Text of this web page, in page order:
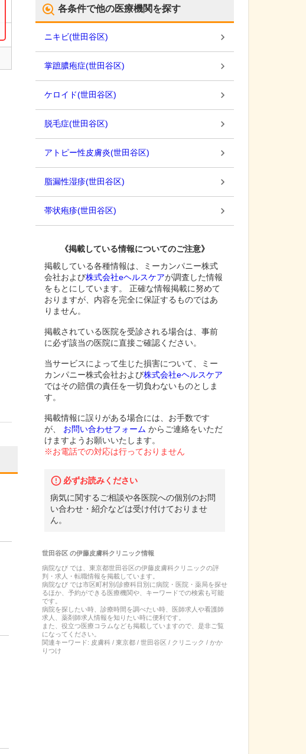
各条件で他の医療機関を探す
ニキビ(世田谷区)
掌蹠膿疱症(世田谷区)
ケロイド(世田谷区)
脱毛症(世田谷区)
アトピー性皮膚炎(世田谷区)
脂漏性湿疹(世田谷区)
帯状疱疹(世田谷区)
《掲載している情報についてのご注意》
掲載している各種情報は、ミーカンパニー株式
会社および株式会社eヘルスケアが調査した情報
をもとにしています。 正確な情報掲載に努めて
おりますが、内容を完全に保証するものではあ
りません。
掲載されている医院を受診される場合は、事前
に必ず該当の医院に直接ご確認ください。
当サービスによって生じた損害について、ミー
カンパニー株式会社および株式会社eヘルスケア
ではその賠償の責任を一切負わないものとしま
す。
掲載情報に誤りがある場合には、お手数です
が、
お問い合わせフォーム からご連絡をいただ
けますようお願いいたします。
※お電話での対応は行っておりません
必ずお読みください
病気に関するご相談や各医院への個別のお問
い合わせ・紹介などは受け付けておりませ
ん。
世田谷区の伊藤皮膚科クリニック情報
病院なび では、 東京都世田谷区の伊藤皮膚科クリニックの評
判・求人・転職情報を掲載しています。
病院なび では市区町村別/診療科目別に病院・医院・薬局を探せ
るほか、予約ができる医療機関や、キーワードでの検索も可能
です。
病院を探したい時、診療時間を調べたい時、医師求人や看護師
求人、薬剤師求人情報を知りたい時に便利です。
また、役立つ医療コラムなども掲載していますので、是非ご覧
になってください。
関連キーワード: 皮膚科 / 東京都 / 世田谷区 / クリニック / かか
りつけ